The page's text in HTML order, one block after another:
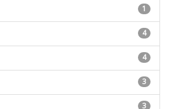
1
4
4
3
3